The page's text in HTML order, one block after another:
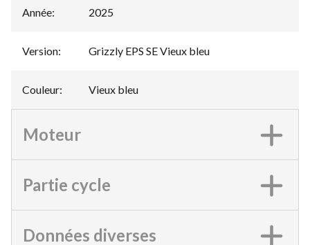
Année: 2025
Version: Grizzly EPS SE Vieux bleu
Couleur: Vieux bleu
Moteur
Partie cycle
Données diverses